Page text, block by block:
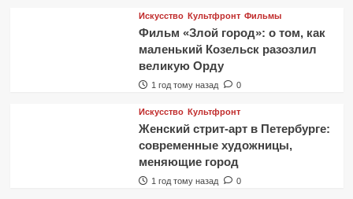
Искусство Культфронт Фильмы
Фильм «Злой город»: о том, как
маленький Козельск разозлил
великую Орду
1 год тому назад 0
Искусство Культфронт
Женский стрит-арт в Петербурге:
современные художницы,
меняющие город
1 год тому назад 0